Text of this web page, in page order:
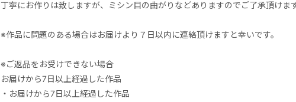
丁寧にお作りは致しますが、ミシン目の曲がりなどありますのでご了承頂けま
※作品に問題のある場合はお届けより７日以内に連絡頂けますと幸いです。
※ご返品をお受けできない場合
お届けから7日以上経過した作品
・お届けから7日以上経過した作品